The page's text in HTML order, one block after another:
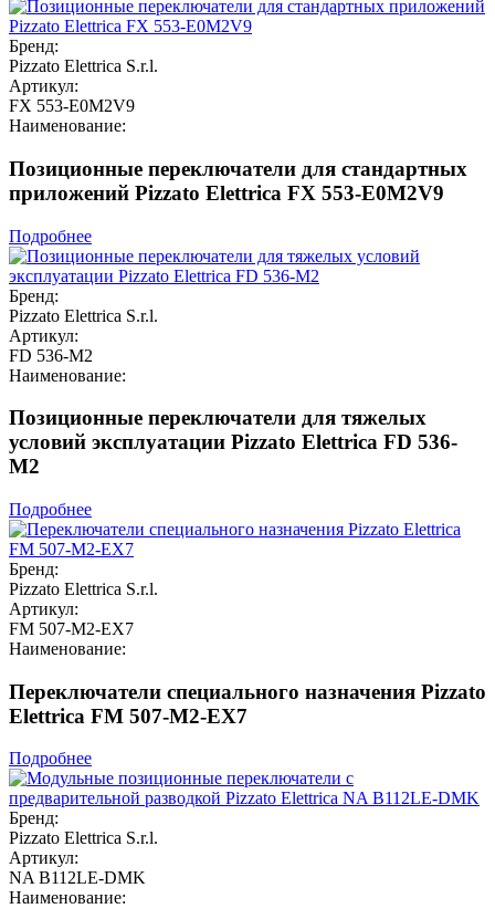
Бренд:
Pizzato Elettrica S.r.l.
Артикул:
FX 553-E0M2V9
Наименование:
Позиционные переключатели для стандартных
приложений Pizzato Elettrica FX 553-E0M2V9
Подробнее
Бренд:
Pizzato Elettrica S.r.l.
Артикул:
FD 536-M2
Наименование:
Позиционные переключатели для тяжелых
условий эксплуатации Pizzato Elettrica FD 536-
M2
Подробнее
Бренд:
Pizzato Elettrica S.r.l.
Артикул:
FM 507-M2-EX7
Наименование:
Переключатели специального назначения Pizzato
Elettrica FM 507-M2-EX7
Подробнее
Бренд:
Pizzato Elettrica S.r.l.
Артикул:
NA B112LE-DMK
Наименование: